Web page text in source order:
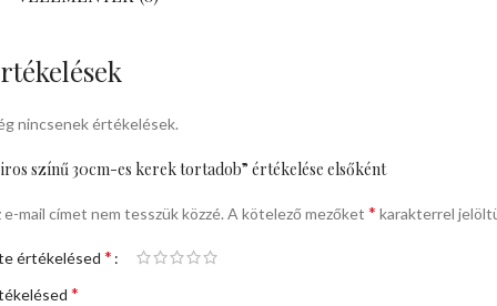
nincsenek értékelések.
színű 30cm-es kerek tortadob” értékelése elsőként
e-mail címet nem tesszük közzé. A kötelező mezőket * karakterrel
értékelésed *
*